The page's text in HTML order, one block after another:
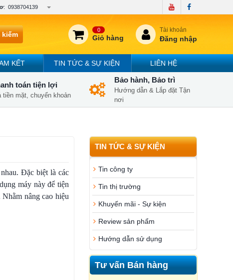
: 0938704139
kiếm
0
Giỏ hàng
Tài khoản
Đăng nhập
KẾT TIN TỨC & SỰ KIỆN LIÊN HỆ
toán tiện lợi
tiền mặt, chuyển khoản
Bảo hành, Bảo trì
Hướng dẫn & Lắp đặt Tận
nơi
TIN TỨC & SỰ KIỆN
Tin công ty
Tin thị trường
Khuyến mãi - Sự kiện
Review sản phẩm
Hướng dẫn sử dụng
Tư vấn Bán hàng
Đặc biệt là các
máy này để tiện
nâng cao hiệu